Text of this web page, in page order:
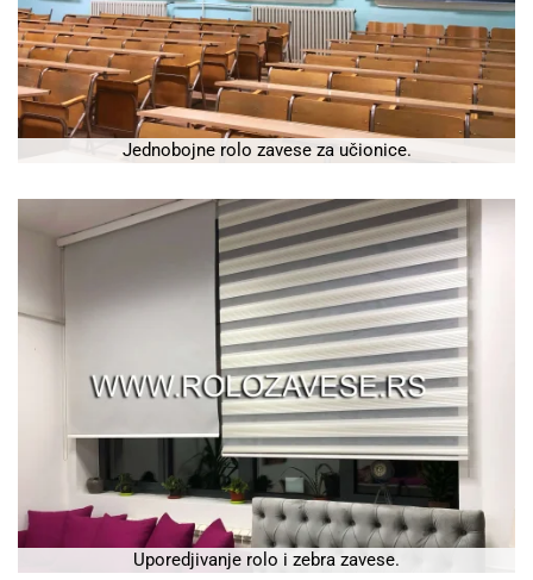
Jednobojne rolo zavese za učionice.
Uporedjivanje rolo i zebra zavese.